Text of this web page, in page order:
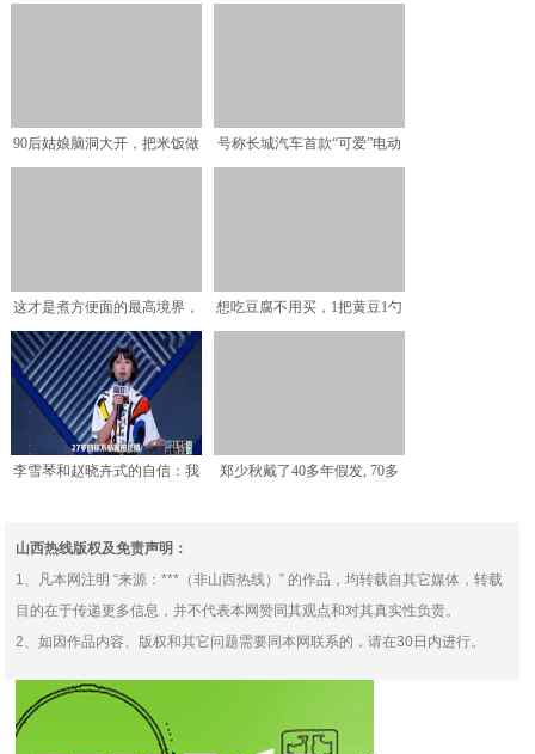
90后姑娘脑洞大开，把米饭做
号称长城汽车首款“可爱”电动
这才是煮方便面的最高境界，
我们以前吃的叫做清汤面
想吃豆腐不用买，1把黄豆1勺
李雪琴和赵晓卉式的自信：我
郑少秋戴了40多年假发, 70多
山西热线版权及免责声明：
1、凡本网注明 “来源：***（非山西热线）” 的作品，均转载自其它媒体，转载
目的在于传递更多信息，并不代表本网赞同其观点和对其真实性负责。
2、如因作品内容、版权和其它问题需要同本网联系的，请在30日内进行。